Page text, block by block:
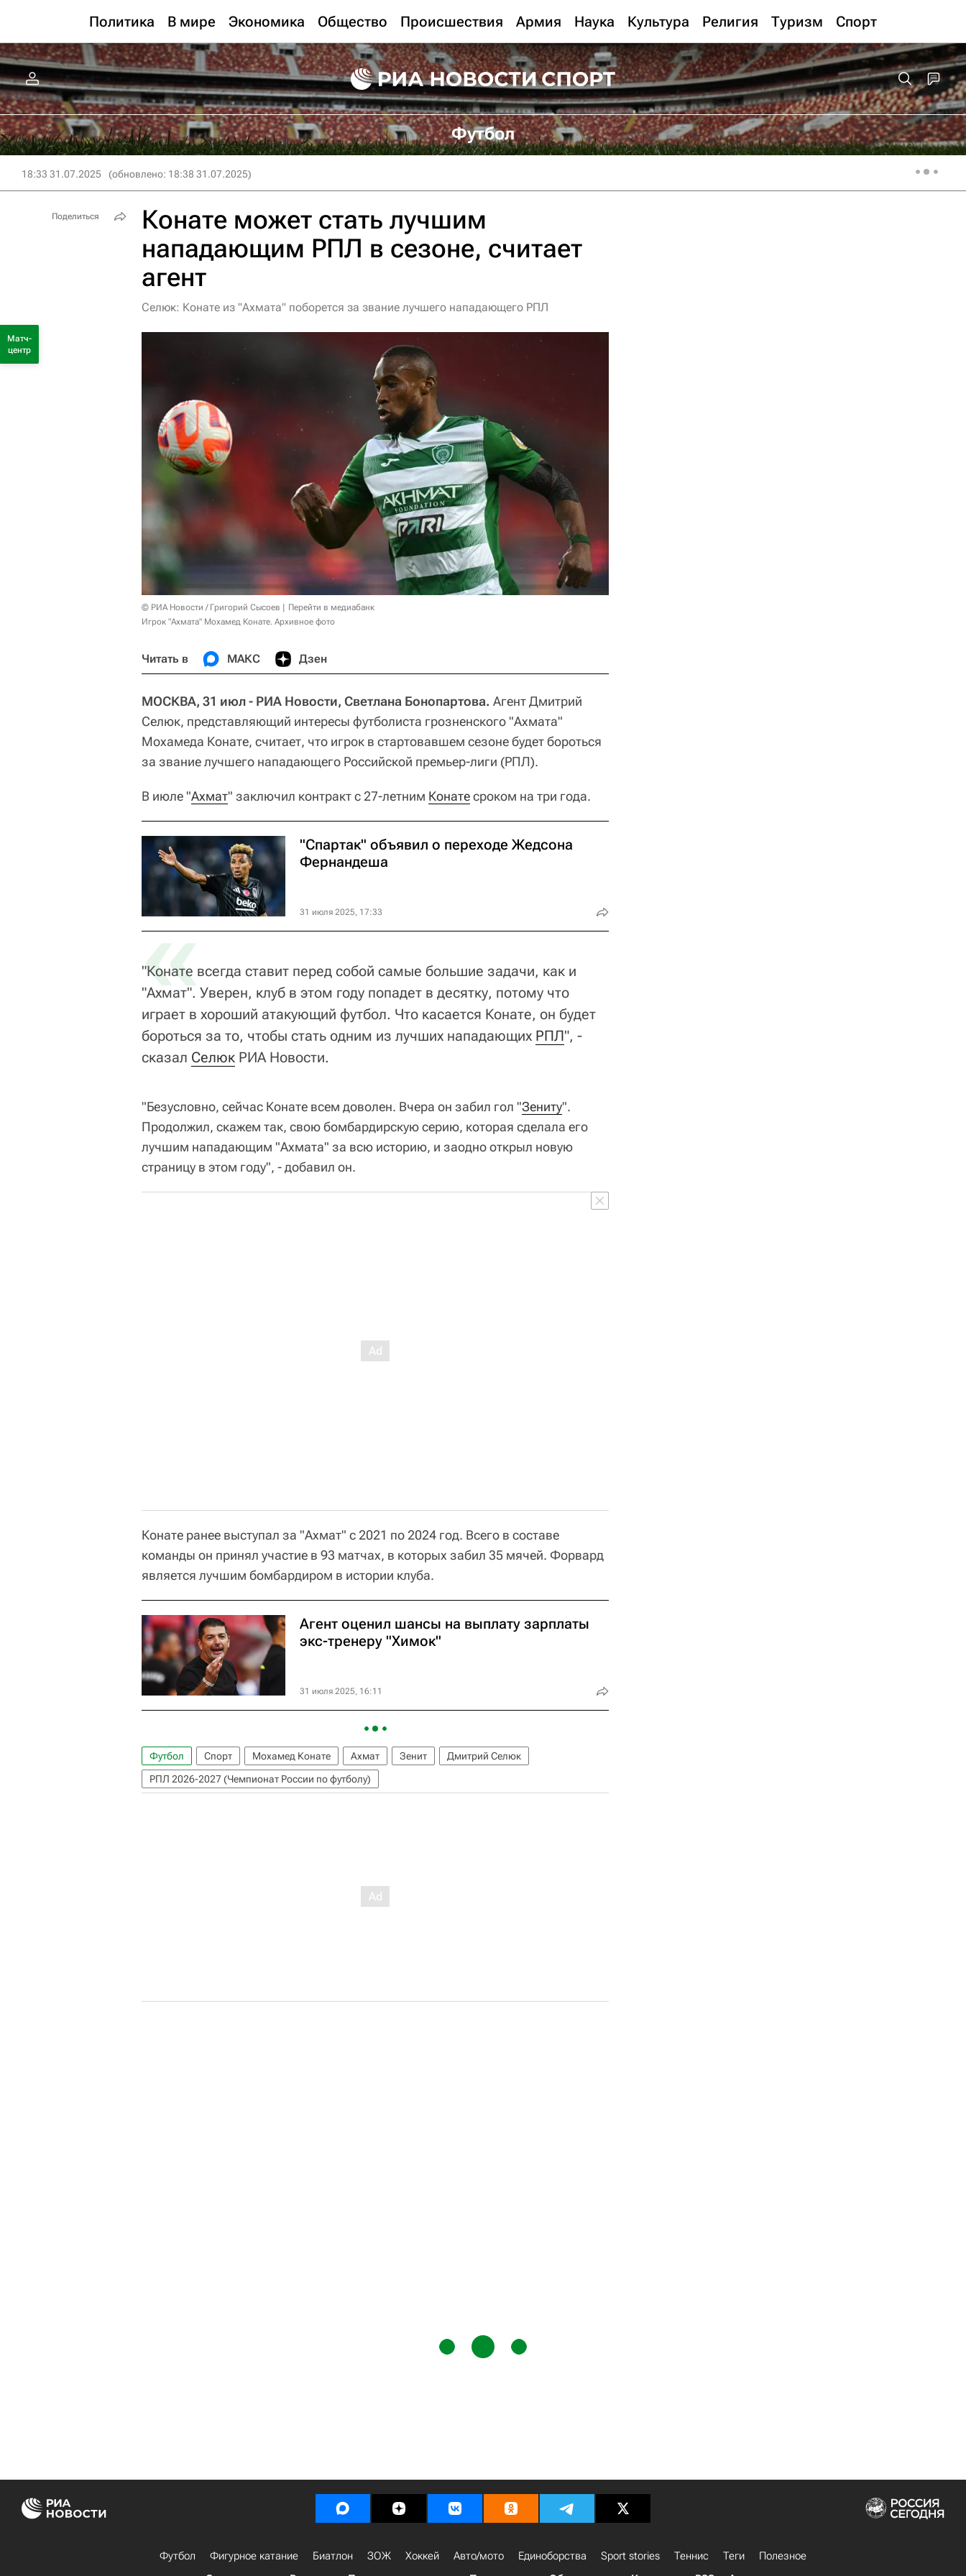
Политика В мире Экономика Общество Происшествия Армия Наука Культура Религия Туризм Спорт
Футбол
18:33 31.07.2025 (обновлено: 18:38 31.07.2025)
Конате может стать лучшим
нападающим РПЛ в сезоне, считает
агент
Селюк: Конате из "Ахмата" поборется за звание лучшего нападающего РПЛ
© РИА Новости / Григорий Сысоев
Перейти в медиабанк
Игрок "Ахмата" Мохамед Конате. Архивное фото
Читать в МАКС Дзен
МОСКВА, 31 июл - РИА Новости, Светлана Бонопартова. Агент Дмитрий
Селюк, представляющий интересы футболиста грозненского "Ахмата"
Мохамеда Конате, считает, что игрок в стартовавшем сезоне будет бороться
за звание лучшего нападающего Российской премьер-лиги (РПЛ).
В июле "Ахмат" заключил контракт с 27-летним Конатесроком на три года.
"Спартак" объявил о переходе Жедсона
Фернандеша
31 июля 2025, 17:33
«
"Конате всегда ставит перед собой самые большие задачи, как и
"Ахмат". Уверен, клуб в этом году попадет в десятку, потому что
играет в хороший атакующий футбол. Что касается Конате, он будет
бороться за то, чтобы стать одним из лучших нападающих РПЛ", -
сказал Селюк РИА Новости.
"Безусловно, сейчас Конате всем доволен. Вчера он забил гол "Зениту".
Продолжил, скажем так, свою бомбардирскую серию, которая сделала его
лучшим нападающим "Ахмата" за всю историю, и заодно открыл новую
страницу в этом году", - добавил он.
Конате ранее выступал за "Ахмат" с 2021 по 2024 год. Всего в составе
команды он принял участие в 93 матчах, в которых забил 35 мячей. Форвард
является лучшим бомбардиром в истории клуба.
Агент оценил шансы на выплату зарплаты
экс-тренеру "Химок"
31 июля 2025, 16:11
Футбол Спорт Мохамед Конате Ахмат Зенит
Дмитрий Селюк
РПЛ 2026-2027 (Чемпионат России по футболу)
Поделиться
Матч-
центр
Футбол Фигурное катание Биатлон ЗОЖ Хоккей Авто/мото Единоборства Sport stories Теннис Теги
Полезное